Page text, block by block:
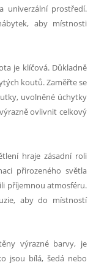
univerzální prostředí.
aby místnosti
je klíčová. Důkladně
koutů. Zaměřte se
uvolněné úchytky
ovlivnit celkový
hraje zásadní roli
přirozeného světla
příjemnou atmosféru.
aby do místností
výrazné barvy, je
jsou bílá, šedá nebo